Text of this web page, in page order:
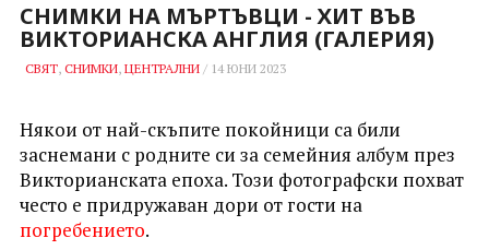
СНИМКИ НА МЪРТЪВЦИ - ХИТ ВЪВ
ВИКТОРИАНСКА АНГЛИЯ (ГАЛЕРИЯ)
СВЯТ, СНИМКИ, ЦЕНТРАЛНИ/ 14 ЮНИ 2023
Някои от най-скъпите покойници са били
заснемани с родните си за семейния албум през
Викторианската епоха. Този фотографски похват
често е придружаван дори от гости на
погребението.